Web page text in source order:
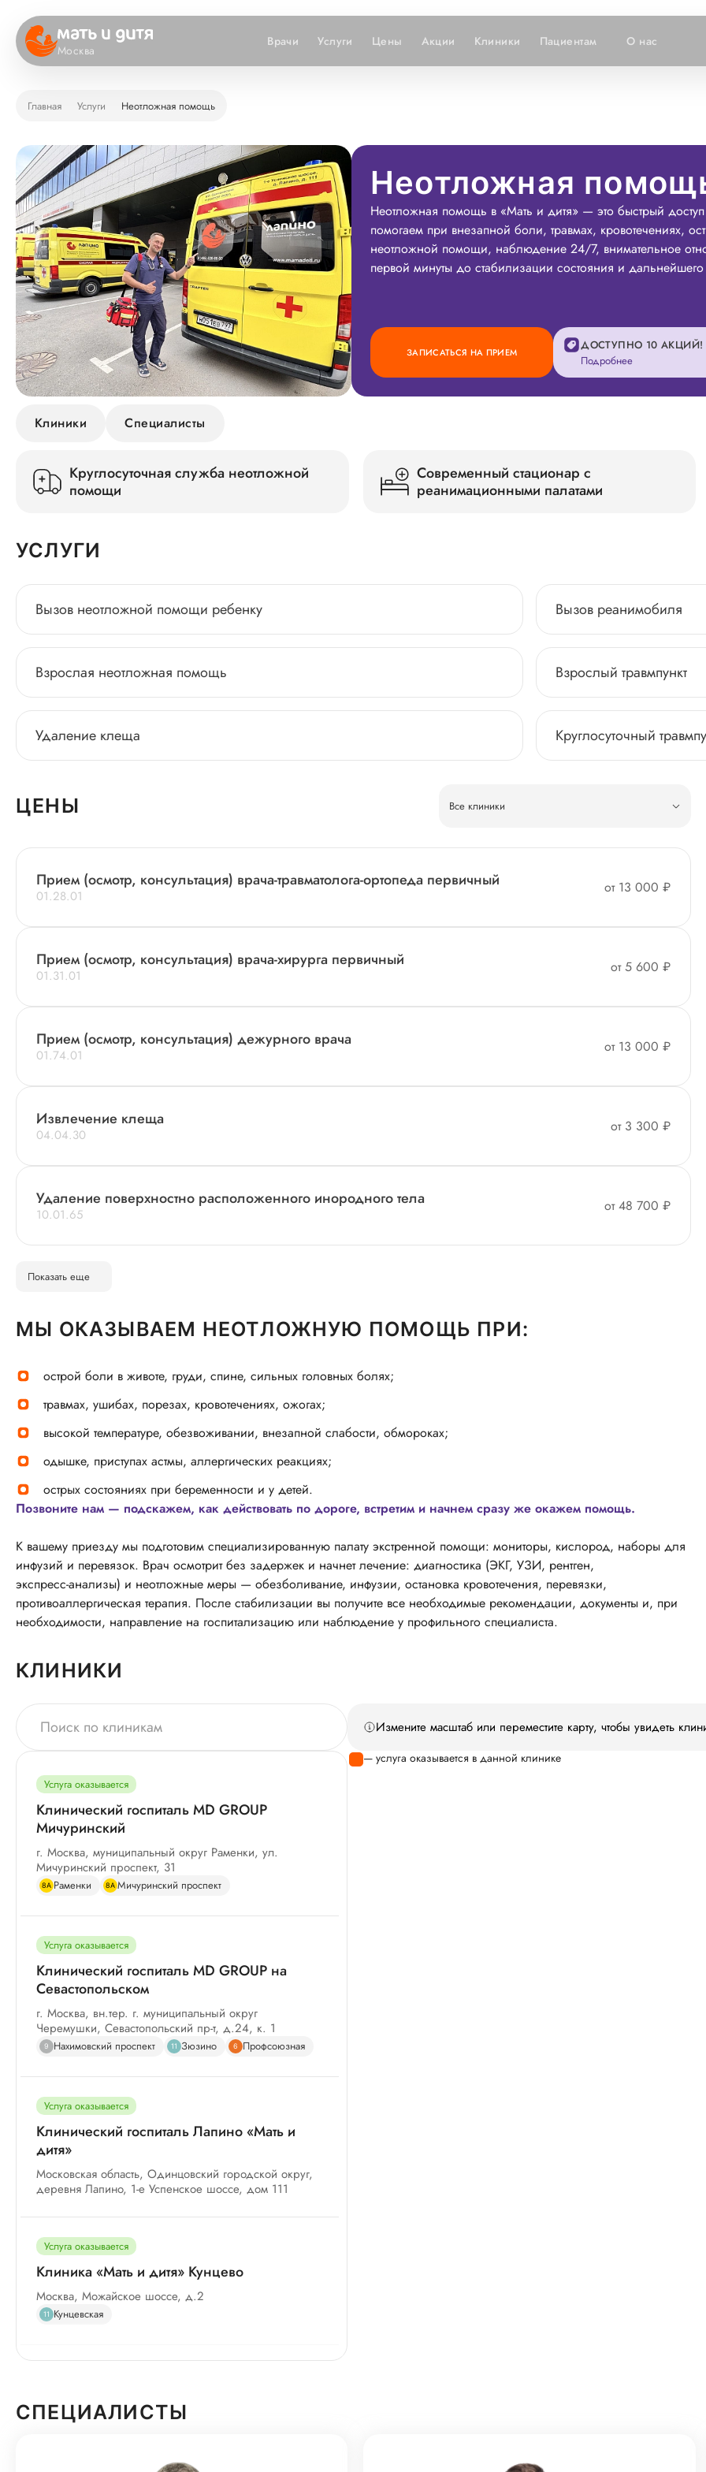
Москва
Врачи Услуги Цены Акции Клиники Пациентам О нас
Главная Услуги Неотложная помощь
Неотложная
Неотложная помощь в «Мать и дитя» — это быстрый
помогаем при внезапной боли, травмах, кровотечениях,
неотложной помощи, наблюдение 24/7, внимательное
первой минуты до стабилизации состояния и
ЗАПИСАТЬСЯ НА ПРИЕМ
ДОСТУПНО 10 АКЦИЙ!
Подробнее
Клиники Специалисты
Круглосуточная служба неотложной
помощи
Современный стационар с
реанимационными палатами
УСЛУГИ
Вызов неотложной помощи ребенку Вызов реанимобиля
Взрослая неотложная помощь Взрослый травмпункт
Удаление клеща Круглосуточный
ЦЕНЫ Все клиники
Прием (осмотр, консультация) врача-травматолога-ортопеда первичный
01.28.01
от 13 000 ₽
Прием (осмотр, консультация) врача-хирурга первичный
01.31.01
от 5 600 ₽
Прием (осмотр, консультация) дежурного врача
01.74.01
от 13 000 ₽
Извлечение клеща
04.04.30
от 3 300 ₽
Удаление поверхностно расположенного инородного тела
10.01.65
от 48 700 ₽
Показать еще
МЫ ОКАЗЫВАЕМ НЕОТЛОЖНУЮ ПОМОЩЬ ПРИ:
острой боли в животе, груди, спине, сильных головных болях;
травмах, ушибах, порезах, кровотечениях, ожогах;
высокой температуре, обезвоживании, внезапной слабости, обмороках;
одышке, приступах астмы, аллергических реакциях;
острых состояниях при беременности и у детей.
Позвоните нам — подскажем, как действовать по дороге, встретим и начнем сразу же окажем помощь.
К вашему приезду мы подготовим специализированную палату экстренной помощи: мониторы, кислород, наборы для
инфузий и перевязок. Врач осмотрит без задержек и начнет лечение: диагностика (ЭКГ, УЗИ, рентген,
экспресс‑анализы) и неотложные меры — обезболивание, инфузии, остановка кровотечения, перевязки,
противоаллергическая терапия. После стабилизации вы получите все необходимые рекомендации, документы и, при
необходимости, направление на госпитализацию или наблюдение у профильного специалиста.
КЛИНИКИ
Услуга оказывается
Клинический госпиталь MD GROUP
Мичуринский
г. Москва, муниципальный округ Раменки, ул.
Мичуринский проспект, 31
8А Раменки 8А Мичуринский проспект
Услуга оказывается
Клинический госпиталь MD GROUP на
Севастопольском
г. Москва, вн.тер. г. муниципальный округ
Черемушки, Севастопольский пр-т, д.24, к. 1
9 Нахимовский проспект 11 Зюзино 6 Профсоюзная
Услуга оказывается
Клинический госпиталь Лапино «Мать и
дитя»
Московская область, Одинцовский городской округ,
деревня Лапино, 1-е Успенское шоссе, дом 111
Услуга оказывается
Клиника «Мать и дитя» Кунцево
Москва, Можайское шоссе, д.2
11 Кунцевская
Клиника «Мать и дитя» Савёловская
Москва, ул. Большая Новодмитровская, д.23 стр.2
Измените масштаб или переместите карту, чтобы увидеть
— услуга оказывается в данной клинике
СПЕЦИАЛИСТЫ